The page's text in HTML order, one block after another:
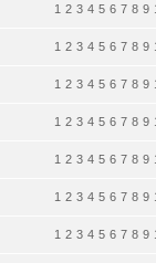
1 2 3 4 5 6 7 8 9
1 2 3 4 5 6 7 8 9
1 2 3 4 5 6 7 8 9
1 2 3 4 5 6 7 8 9
1 2 3 4 5 6 7 8 9
1 2 3 4 5 6 7 8 9
1 2 3 4 5 6 7 8 9